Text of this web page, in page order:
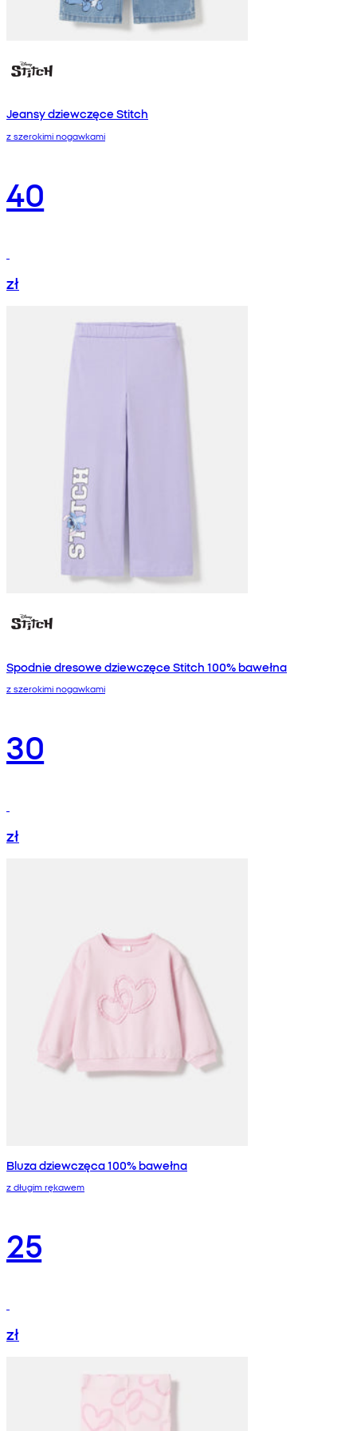
Jeansy dziewczęce Stitch
z szerokimi nogawkami
40
zł
Spodnie dresowe dziewczęce Stitch 100% bawełna
z szerokimi nogawkami
30
zł
Bluza dziewczęca 100% bawełna
z długim rękawem
25
zł